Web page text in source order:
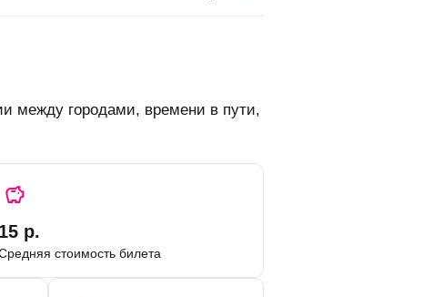
между городами, времени в пути,
15 р.
стоимость билета